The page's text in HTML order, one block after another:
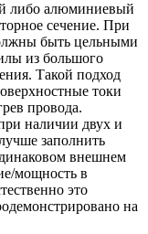
либо алюминиевый
сечение. При
быть цельными
из большого
Такой подход
токи
провода.
наличии двух и
заполнить
внешнем
мощность в
это
на